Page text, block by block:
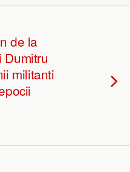
de la
Dumitru
militanti